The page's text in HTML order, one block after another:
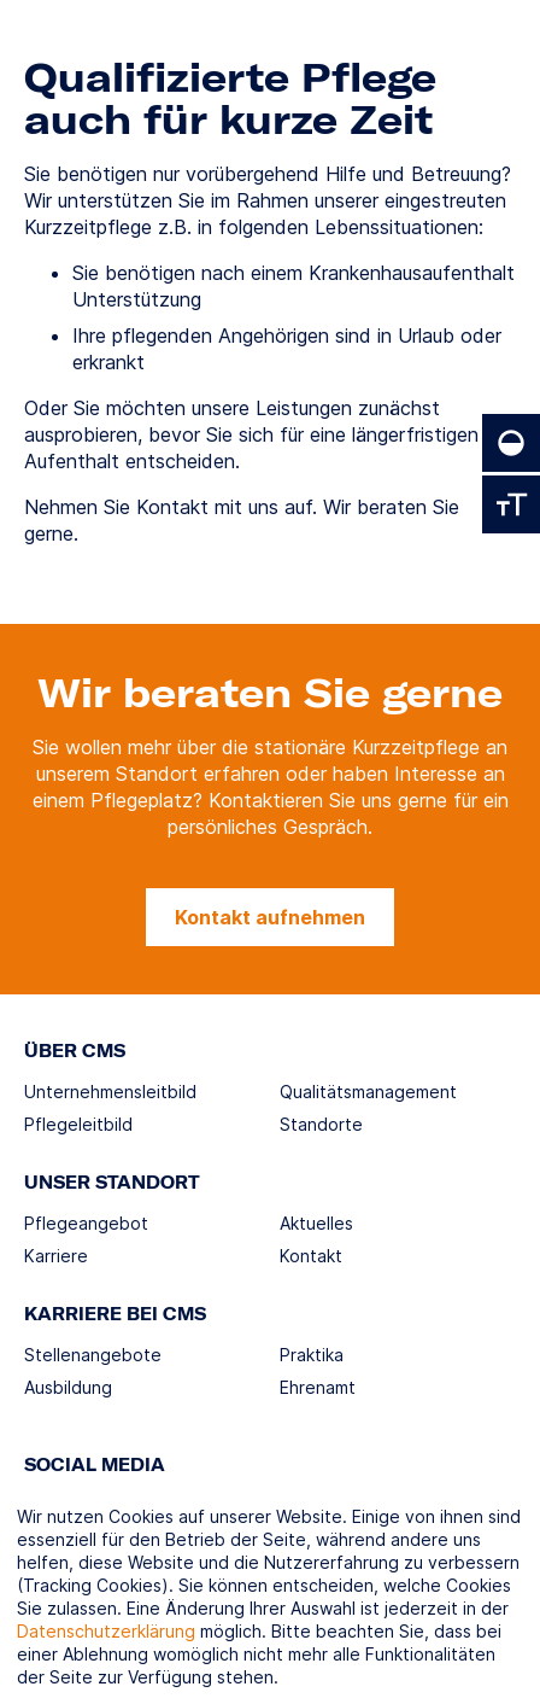
Qualifizierte Pflege
auch für kurze Zeit
Sie benötigen nur vorübergehend Hilfe und Betreuung?
Wir unterstützen Sie im Rahmen unserer eingestreuten
Kurzzeitpflege z.B. in folgenden Lebenssituationen:
Sie benötigen nach einem Krankenhausaufenthalt
Unterstützung
Ihre pflegenden Angehörigen sind in Urlaub oder
erkrankt
Oder Sie möchten unsere Leistungen zunächst
ausprobieren, bevor Sie sich für eine längerfristigen
Aufenthalt entscheiden.
Nehmen Sie Kontakt mit uns auf. Wir beraten Sie
gerne.
Wir beraten Sie gerne
Sie wollen mehr über die stationäre Kurzzeitpflege an
unserem Standort erfahren oder haben Interesse an
einem Pflegeplatz? Kontaktieren Sie uns gerne für ein
persönliches Gespräch.
Kontakt aufnehmen
ÜBER CMS
Unternehmensleitbild
Pflegeleitbild
Qualitätsmanagement
Standorte
UNSER STANDORT
Pflegeangebot
Karriere
Aktuelles
Kontakt
KARRIERE BEI CMS
Stellenangebote
Ausbildung
Praktika
Ehrenamt
SOCIAL MEDIA
KOOPERATIONSPARTNER
Wir nutzen Cookies auf unserer Website. Einige von ihnen sind
essenziell für den Betrieb der Seite, während andere uns
helfen, diese Website und die Nutzererfahrung zu verbessern
(Tracking Cookies). Sie können entscheiden, welche Cookies
Sie zulassen. Eine Änderung Ihrer Auswahl ist jederzeit in der
Datenschutzerklärung möglich. Bitte beachten Sie, dass bei
einer Ablehnung womöglich nicht mehr alle Funktionalitäten
der Seite zur Verfügung stehen.